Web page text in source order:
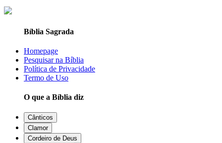
Bíblia Sagrada
Homepage
Pesquisar na Bíblia
Política de Privacidade
Termo de Uso
O que a Bíblia diz
Cânticos
Clamor
Cordeiro de Deus